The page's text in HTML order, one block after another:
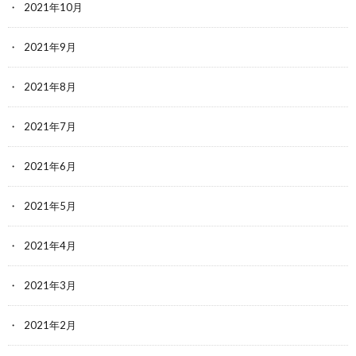
2021年10月
2021年9月
2021年8月
2021年7月
2021年6月
2021年5月
2021年4月
2021年3月
2021年2月